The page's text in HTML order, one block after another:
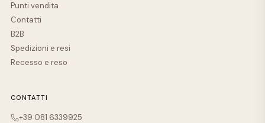
Punti vendita
Contatti
B2B
Spedizioni e resi
Recesso e reso
CONTATTI
+39 081 6339925